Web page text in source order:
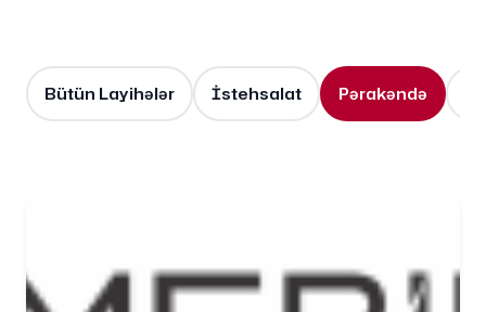
Bütün Layihələr İstehsalat Pərakəndə